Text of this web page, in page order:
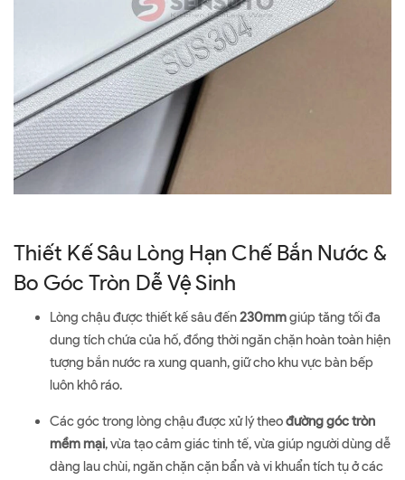
Thiết Kế Sâu Lòng Hạn Chế Bắn Nước &
Bo Góc Tròn Dễ Vệ Sinh
Lòng chậu được thiết kế sâu đến230mmgiúp tăng tối đa
dung tích chứa của hố, đồng thời ngăn chặn hoàn toàn hiện
tượng bắn nước ra xung quanh, giữ cho khu vực bàn bếp
luôn khô ráo.
Các góc trong lòng chậu được xử lý theođường góc tròn
mềm mại, vừa tạo cảm giác tinh tế, vừa giúp người dùng dễ
dàng lau chùi, ngăn chặn cặn bẩn và vi khuẩn tích tụ ở các